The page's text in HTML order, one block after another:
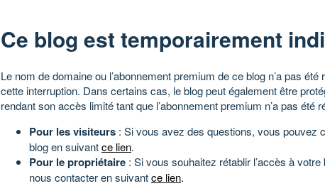
Ce blog est temporairement
Le nom de domaine ou l’abonnement premium de ce blog n’a pas
cette interruption. Dans certains cas, le blog peut également être
rendant son accès limité tant que l’abonnement premium n’a pas été
Pour les visiteurs : Si vous avez des questions, vous pouvez
blog en suivantce lien.
Pour le propriétaire : Si vous souhaitez rétablir l’accès à
nous contacter en suivantce lien.